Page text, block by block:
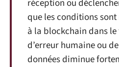
réception ou
que les conditions
à la blockchain dans
d’erreur humaine ou
données diminue